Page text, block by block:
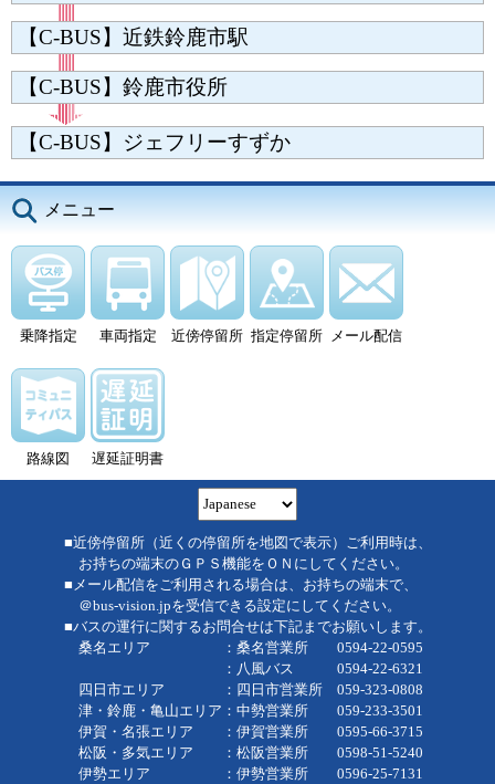
【C-BUS】近鉄鈴鹿市駅
【C-BUS】鈴鹿市役所
【C-BUS】ジェフリーすずか
メニュー
乗降指定 車両指定 近傍停留所 指定停留所 メール配信
路線図 遅延証明書
■近傍停留所（近くの停留所を地図で表示）ご利用時は、
お持ちの端末のＧＰＳ機能をＯＮにしてください。
■メール配信をご利用される場合は、お持ちの端末で、
＠bus-vision.jpを受信できる設定にしてください。
■バスの運行に関するお問合せは下記までお願いします。
桑名エリア ：桑名営業所 0594-22-0595
：八風バス 0594-22-6321
四日市エリア ：四日市営業所 059-323-0808
津・鈴鹿・亀山エリア：中勢営業所 059-233-3501
伊賀・名張エリア ：伊賀営業所 0595-66-3715
松阪・多気エリア ：松阪営業所 0598-51-5240
伊勢エリア ：伊勢営業所 0596-25-7131